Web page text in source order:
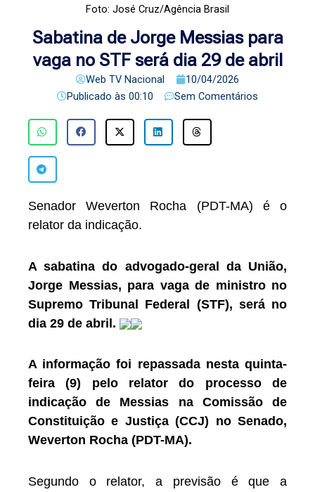
Foto: José Cruz/Agência Brasil
Sabatina de Jorge Messias para
vaga no STF será dia 29 de abril
Web TV Nacional
10/04/2026
Publicado às 00:10 Sem Comentários
Senador Weverton Rocha (PDT-MA) é o
relator da indicação.
A sabatina do advogado-geral da União,
Jorge Messias, para vaga de ministro no
Supremo Tribunal Federal (STF), será no
dia 29 de abril.
A informação foi repassada nesta quinta-
feira (9) pelo relator do processo de
indicação de Messias na Comissão de
Constituição e Justiça (CCJ) no Senado,
Weverton Rocha (PDT-MA).
Segundo o relator, a previsão é que a